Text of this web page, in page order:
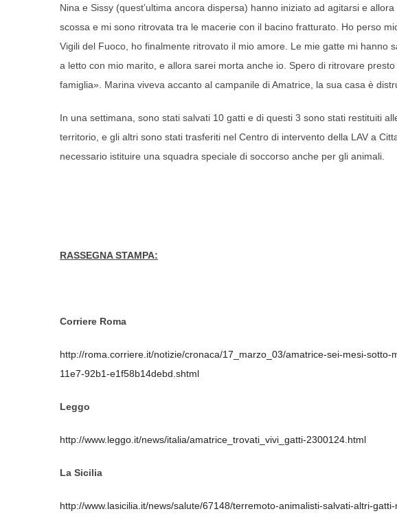
Nina e Sissy (quest’ultima ancora dispersa) hanno iniziato ad agitarsi e
scossa e mi sono ritrovata tra le macerie con il bacino fratturato. Ho perso
Vigili del Fuoco, ho finalmente ritrovato il mio amore. Le mie gatte mi hanno
a letto con mio marito, e allora sarei morta anche io. Spero di ritrovare
famiglia». Marina viveva accanto al campanile di Amatrice, la sua casa è
In una settimana, sono stati salvati 10 gatti e di questi 3 sono stati restituiti
territorio, e gli altri sono stati trasferiti nel Centro di intervento della LAV a
necessario istituire una squadra speciale di soccorso anche per gli animali.
RASSEGNA STAMPA:
Corriere Roma
http://roma.corriere.it/notizie/cronaca/17_marzo_03/amatrice-sei-mesi-
11e7-92b1-e1f58b14debd.shtml
Leggo
http://www.leggo.it/news/italia/amatrice_trovati_vivi_gatti-2300124.html
La Sicilia
http://www.lasicilia.it/news/salute/67148/terremoto-animalisti-salvati-altri-